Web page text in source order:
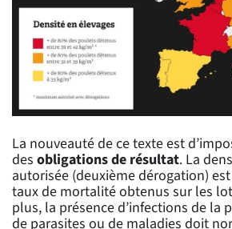
La nouveauté de ce texte est
des obligations de résultat. La
autorisée (deuxième dérogation)
taux de mortalité obtenus sur les
plus, la présence d’infections de la
de parasites ou de maladies doit